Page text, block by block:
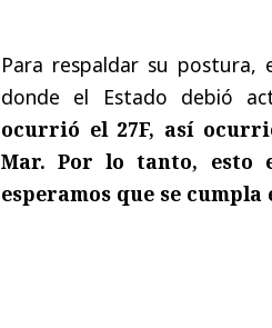
Para respaldar su
donde el Estado debió
ocurrió el 27F, así
Mar. Por lo tanto, esto
esperamos que se cumpla